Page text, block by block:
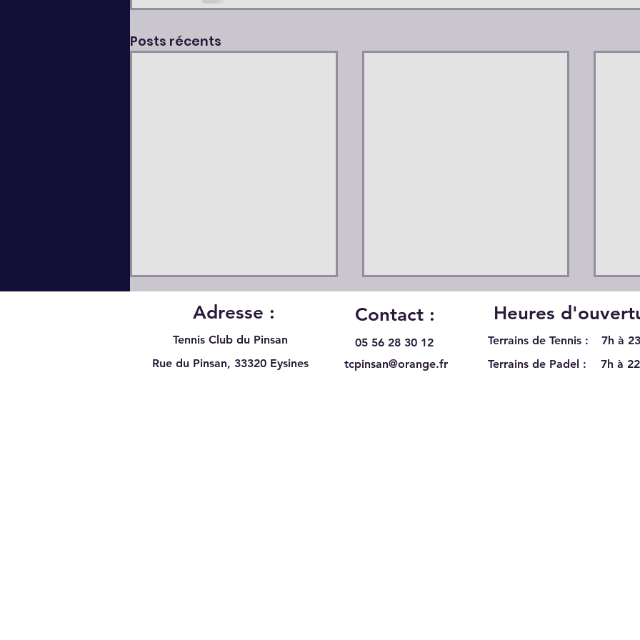
Posts récents
Adresse :
Tennis Club du Pinsan
Rue du Pinsan, 33320 Eysines
Contact :
05 56 28 30 12
tcpinsan@orange.fr
Heures
Terrains de Tennis :
7h à
Terrains de Padel :
7h à